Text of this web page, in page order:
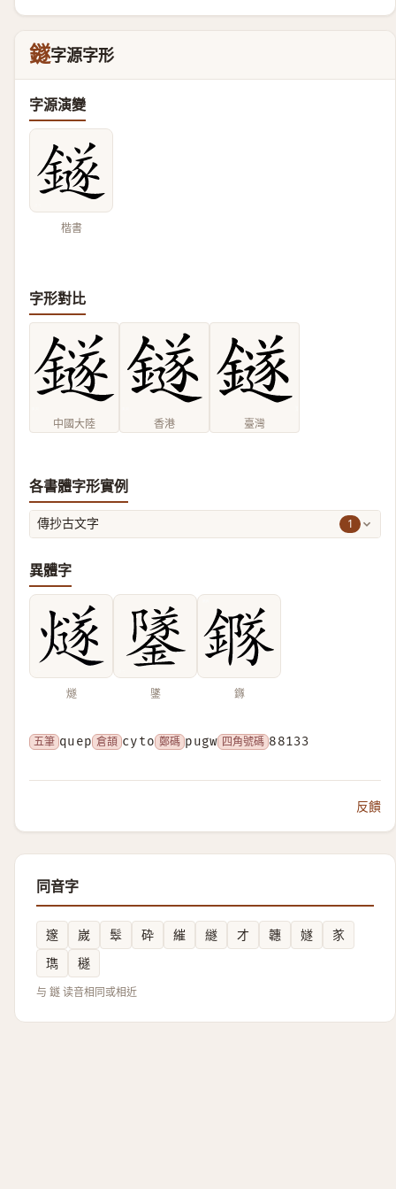
鐩字源字形
字源演變
楷書
字形對比
中國大陸 香港 臺灣
各書體字形實例
傳抄古文字 1
異體字
燧 鐆 䥙
五筆 quep 倉頡 cyto 鄭碼 pugw 四角號碼 88133
反饋
同音字
邃 嵗 䯿 砕 繀 繸 才 韢 嬘
㒸
㻽
穟
与 鐩 读音相同或相近